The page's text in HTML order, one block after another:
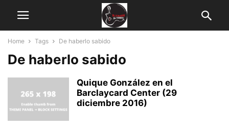
Home Tags De haberlo sabido
De haberlo sabido
Quique González en el
Barclaycard Center (29
diciembre 2016)